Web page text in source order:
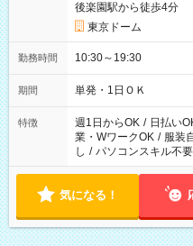
後楽園駅から徒歩4分
東京ドーム
勤務時間 10:30～19:30
期間 単発・1日ＯＫ
特徴 週1日からOK / 日払い
業・WワークOK / 服装
し / パソコンスキル不要
気になる！